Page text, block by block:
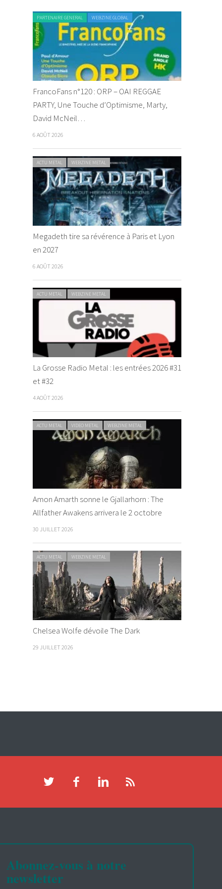
PARTENAIRE GENERAL WEBZINE GLOBAL
FrancoFans n°120 : ORP – OAI REGGAE
PARTY, Une Touche d’Optimisme, Marty,
David McNeil…
6 AOÛT 2026
ACTU METAL WEBZINE METAL
Megadeth tire sa révérence à Paris et Lyon
en 2027
6 AOÛT 2026
ACTU METAL WEBZINE METAL
La Grosse Radio Metal : les entrées 2026 #31
et #32
4 AOÛT 2026
ACTU METAL VIDEO METAL WEBZINE METAL
Amon Amarth sonne le Gjallarhorn : The
Allfather Awakens arrivera le 2 octobre
30 JUILLET 2026
ACTU METAL WEBZINE METAL
Chelsea Wolfe dévoile The Dark
29 JUILLET 2026
Abonnez-vous à notre
newsletter